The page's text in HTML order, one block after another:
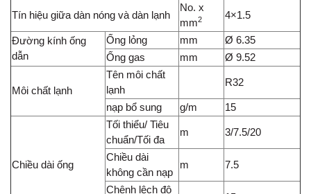
Tín hiệu giữa dàn nóng và dàn lạnh
No. x
mm2 4×1.5
Đường kính ống
dẫn
Ống lỏng mm
Ø 6.35
Ống gas
mm Ø 9.52
Môi chất lạnh
Tên môi chất
lạnh
R32
nạp bổ sung g/m 15
Chiều dài ống
Tối thiểu/ Tiêu
chuẩn/Tối đa
m 3/7.5/20
Chiều dài
không cần nạp
m 7.5
Chênh lệch độ